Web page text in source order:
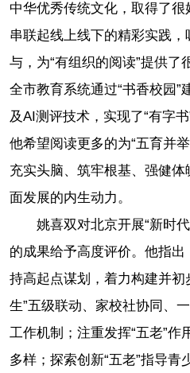
中华优秀传统文化，取得了
串联起线上线下的精彩实践
与，为“有组织的阅读”提供了
全市教育系统通过“书香校园”
及AI测评技术，实现了“有字书
他希望阅读更多的为“五育并
充实头脑、筑牢根基、强健
面发展的内生动力。
姚喜双对北京开展“新时
的成果给予高度评价。他指
持高起点谋划，着力构建并初
生”五级联动、家校社协同、
工作机制；注重发挥“五老”作
多样；探索创新“五老”指导